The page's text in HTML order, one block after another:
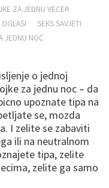
ZA JEDNU VECER
OGLASI
SEKS SAVJETI
JEDNU NOĆ
o jednoj
za jednu noc – da
upoznate tipa na
se, mozda
I zelite se zabaviti
ili na neutralnom
tipa, zelite
zelite ga samo